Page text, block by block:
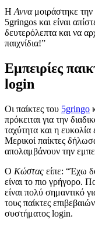
ΗΑνναμοιράστηκε την
5gringos και είναι
δευτερόλεπτα και να
παιχνίδια!”
Εμπειρίες
login
Οι παίκτες του 5gringo
πρόκειται για την
ταχύτητα και η
Μερικοί παίκτες
απολαμβάνουν την
Ο Κώστας είπε: “Έχω
είναι το πιο γρήγορο.
είναι πολύ σημαντικό
τους παίκτες
συστήματος login.